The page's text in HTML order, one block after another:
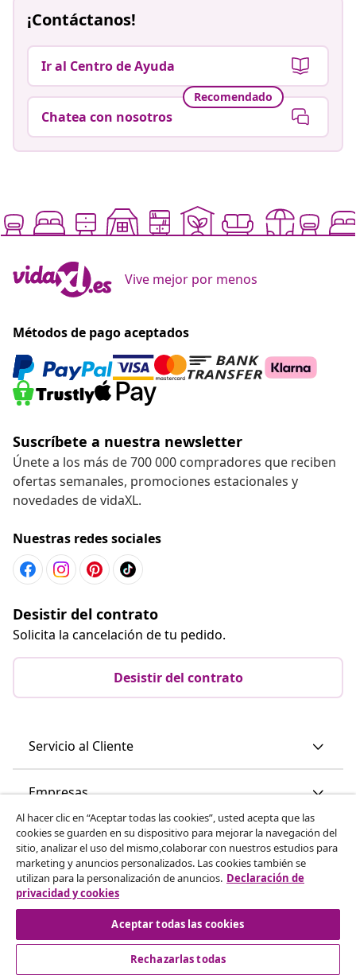
¡Contáctanos!
Ir al Centro de Ayuda
Recomendado
Chatea con nosotros
Vive mejor por menos
Métodos de pago aceptados
Suscríbete a nuestra newsletter
Únete a los más de 700 000 compradores que reciben
ofertas semanales, promociones estacionales y
novedades de vidaXL.
Nuestras redes sociales
Desistir del contrato
Solicita la cancelación de tu pedido.
Desistir del contrato
Servicio al Cliente
Empresas
vidaXL
Descubre mas
Al hacer clic en “Aceptar todas las cookies”, usted acepta que las
cookies se guarden en su dispositivo para mejorar la navegación del
sitio, analizar el uso del mismo,colaborar con nuestros estudios para
marketing y anuncios personalizados. Las cookies también se
utilizan para la personalización de anuncios. Declaración de
privacidad y cookies
Aceptar todas las cookies
Rechazarlas todas